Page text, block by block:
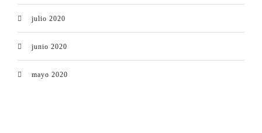
julio 2020
junio 2020
mayo 2020